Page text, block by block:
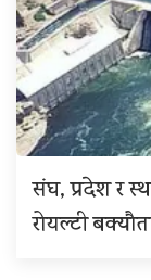
संघ, प्रदेश र
रोयल्टी